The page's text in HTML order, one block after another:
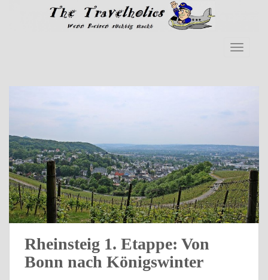
Skip to main content
Rheinsteig 1. Etappe: Von
Bonn nach Königswinter